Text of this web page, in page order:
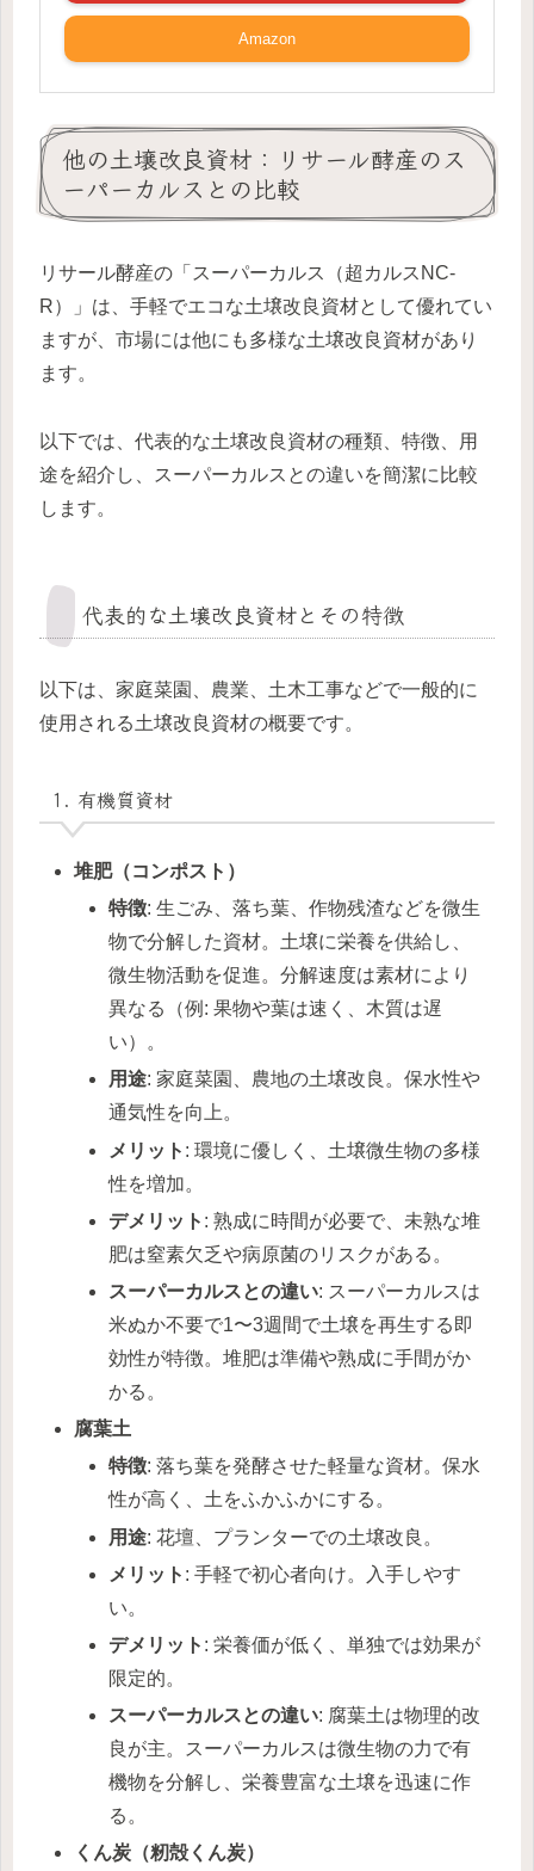
Amazon
他の土壌改良資材：リサール酵産のス
ーパーカルスとの比較
リサール酵産の「スーパーカルス（超カルスNC-
R）」は、手軽でエコな土壌改良資材として優れてい
ますが、市場には他にも多様な土壌改良資材があり
ます。
以下では、代表的な土壌改良資材の種類、特徴、用
途を紹介し、スーパーカルスとの違いを簡潔に比較
します。
代表的な土壌改良資材とその特徴
以下は、家庭菜園、農業、土木工事などで一般的に
使用される土壌改良資材の概要です。
1. 有機質資材
堆肥（コンポスト）
特徴: 生ごみ、落ち葉、作物残渣などを微生
物で分解した資材。土壌に栄養を供給し、
微生物活動を促進。分解速度は素材により
異なる（例: 果物や葉は速く、木質は遅
い）。
用途: 家庭菜園、農地の土壌改良。保水性や
通気性を向上。
メリット : 環境に優しく、土壌微生物の多様
性を増加。
デメリット : 熟成に時間が必要で、未熟な堆
肥は窒素欠乏や病原菌のリスクがある。
スーパーカルスとの違い: スーパーカルスは
米ぬか不要で1〜3週間で土壌を再生する即
効性が特徴。堆肥は準備や熟成に手間がか
かる。
腐葉土
特徴: 落ち葉を発酵させた軽量な資材。保水
性が高く、土をふかふかにする。
用途: 花壇、プランターでの土壌改良。
メリット : 手軽で初心者向け。入手しやす
い。
デメリット : 栄養価が低く、単独では効果が
限定的。
スーパーカルスとの違い: 腐葉土は物理的改
良が主。スーパーカルスは微生物の力で有
機物を分解し、栄養豊富な土壌を迅速に作
る。
くん炭（籾殻くん炭）